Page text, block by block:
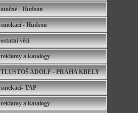
otočné - Hudson
smekací - Hudson
ostatní věci
reklamy a katalogy
TLUSTOŠ ADOLF - PRAHA KBELY
smekací- TAP
reklamy a katalogy